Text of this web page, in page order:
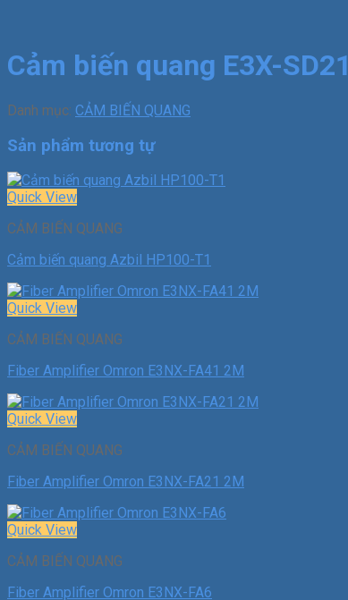
Cảm biến quang E3X-SD21
Danh mục: CẢM BIẾN QUANG
Sản phẩm tương tự
Quick View
CẢM BIẾN QUANG
Cảm biến quang Azbil HP100-T1
Quick View
CẢM BIẾN QUANG
Fiber Amplifier Omron E3NX-FA41 2M
Quick View
CẢM BIẾN QUANG
Fiber Amplifier Omron E3NX-FA21 2M
Quick View
CẢM BIẾN QUANG
Fiber Amplifier Omron E3NX-FA6